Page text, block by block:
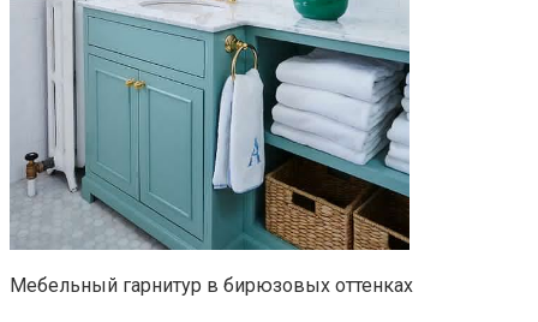
Мебельный гарнитур в бирюзовых оттенках